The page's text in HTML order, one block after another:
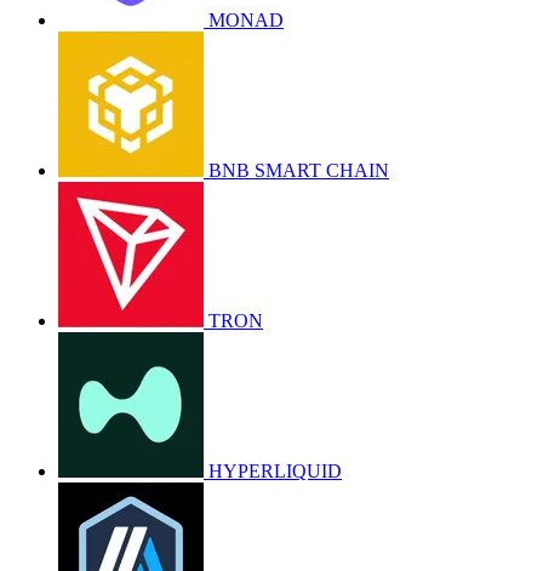
MONAD
BNB SMART CHAIN
TRON
HYPERLIQUID